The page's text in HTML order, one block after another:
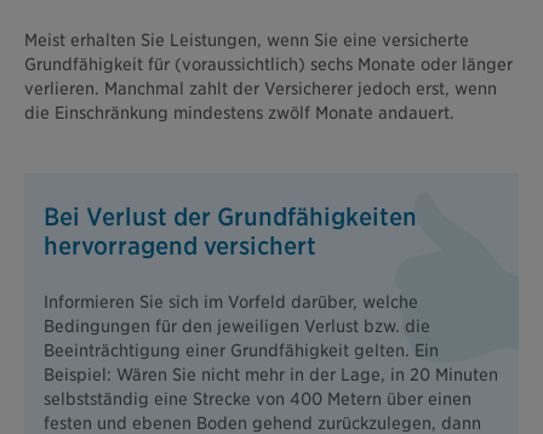
Meist erhalten Sie Leistungen, wenn Sie eine versicherte
Grundfähigkeit für (voraussichtlich) sechs Monate oder länger
verlieren. Manchmal zahlt der Versicherer jedoch erst, wenn
die Einschränkung mindestens zwölf Monate andauert.
Bei Verlust der Grundfähigkeiten
hervorragend versichert
Informieren Sie sich im Vorfeld darüber, welche
Bedingungen für den jeweiligen Verlust bzw. die
Beeinträchtigung einer Grundfähigkeit gelten. Ein
Beispiel: Wären Sie nicht mehr in der Lage, in 20 Minuten
selbstständig eine Strecke von 400 Metern über einen
festen und ebenen Boden gehend zurückzulegen, dann